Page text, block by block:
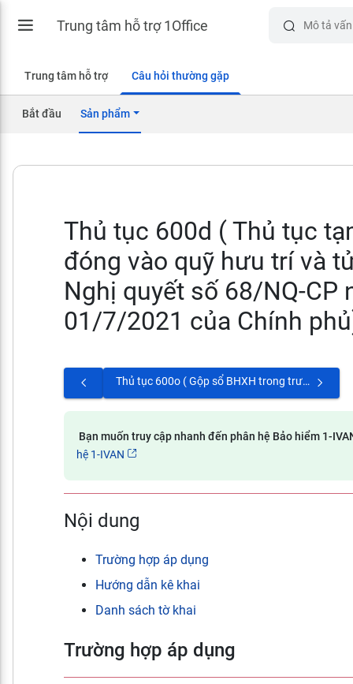
Trung tâm hỗ trợ 1Office
Trung tâm hỗ trợ Câu hỏi thường gặp
Bắt đầu Sản phẩm
Thủ tục 600d ( Thủ tục
đóng vào quỹ hưu trí và
Nghị quyết số 68/NQ-CP
01/7/2021 của Chính
Thủ tục 600o ( Gộp sổ BHXH trong trường hợp một người có từ 2 sổ trở lên)
Bạn muốn truy cập nhanh đến phân hệ Bảo hiểm 1-
hệ 1-IVAN
Nội dung
Trường hợp áp dụng
Hướng dẫn kê khai
Danh sách tờ khai
Trường hợp áp dụng